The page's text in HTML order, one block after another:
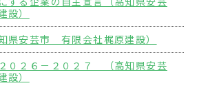
）
県安芸市 有限会社梶原建設）
０２６－２０２７ （高知県安芸
）